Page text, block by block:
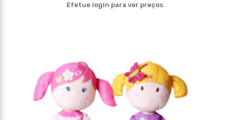
Efetue login para ver preços